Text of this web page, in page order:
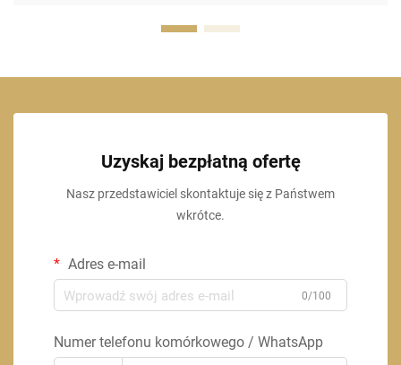
Uzyskaj bezpłatną ofertę
Nasz przedstawiciel skontaktuje się z Państwem
wkrótce.
Adres e-mail
0/100
Numer telefonu komórkowego / WhatsApp